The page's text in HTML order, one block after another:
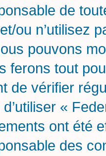
de
ou n’utilisez
pouvons
ferons tout
de vérifier
«
ont été
des